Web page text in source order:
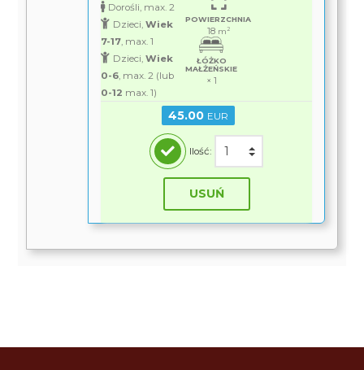
Dorośli, max. 2
Dzieci,Wiek
7-17, max. 1
Dzieci,Wiek
0-6, max. 2 (lub
0-12 max. 1)
POWIERZCHNIA
18 m 2
ŁÓŻKO
MAŁŻEŃSKIE
× 1
45.00 EUR
Ilość:
USUŃ